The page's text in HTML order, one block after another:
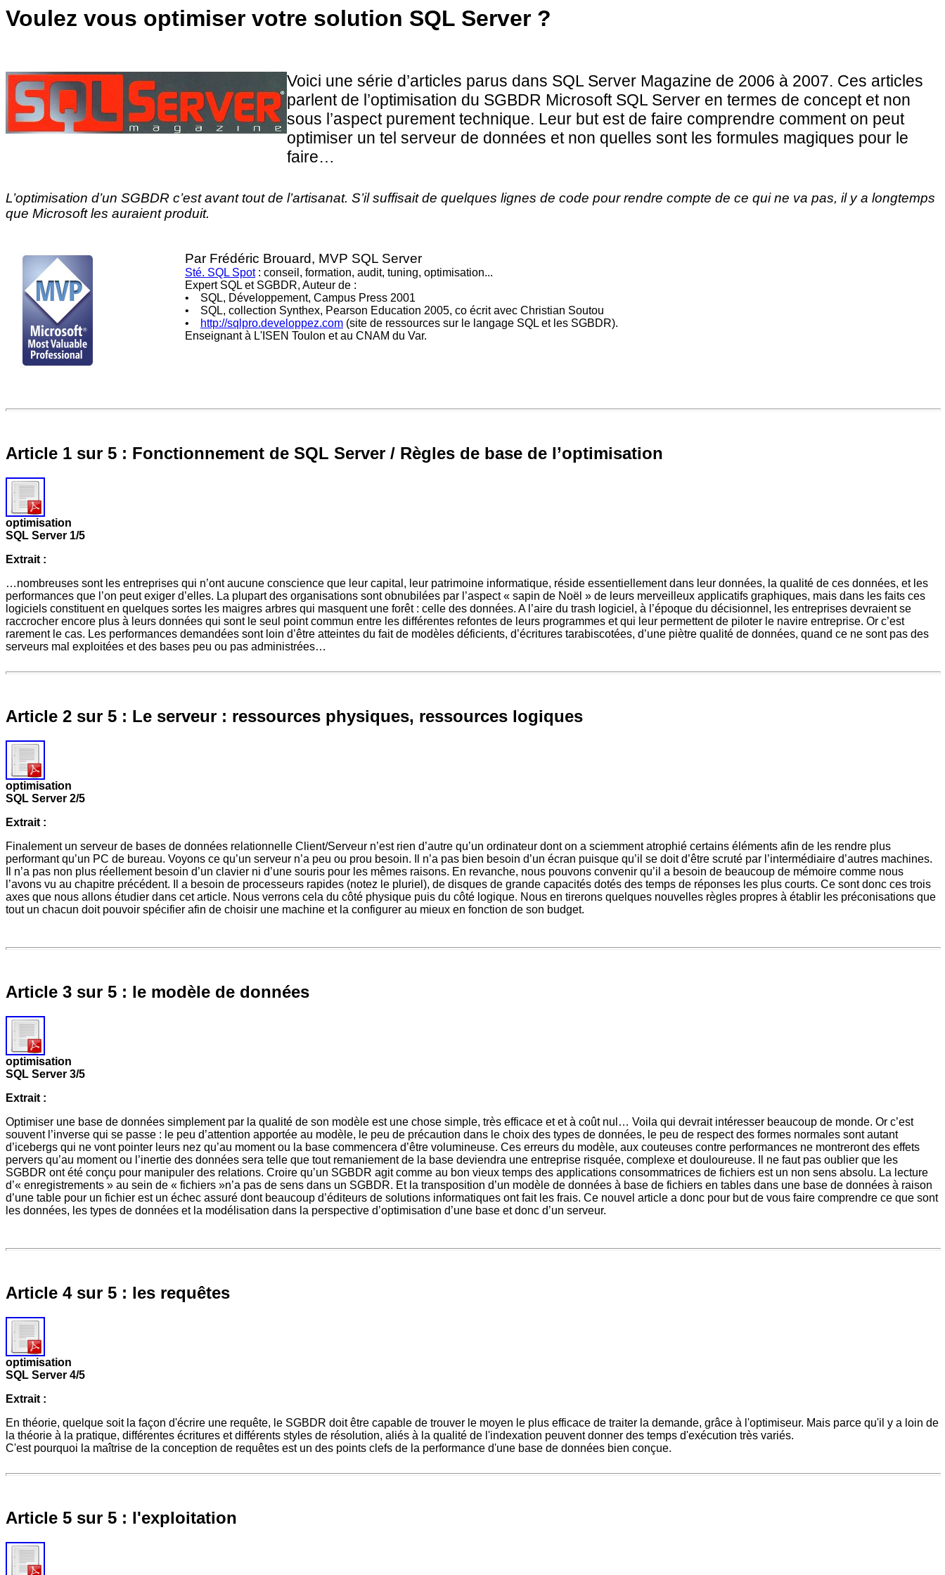
Voulez vous optimiser votre solution SQL Server ?
Voici une série d’articles parus dans SQL Server Magazine de 2006 à 2007. Ces articles
parlent de l’optimisation du SGBDR Microsoft SQL Server en termes de concept et non
sous l’aspect purement technique. Leur but est de faire comprendre comment on peut
optimiser un tel serveur de données et non quelles sont les formules magiques pour le
faire…
L’optimisation d’un SGBDR c’est avant tout de l’artisanat. S’il suffisait de quelques lignes de code pour rendre compte de ce qui ne va pas, il y a longtemps
que Microsoft les auraient produit.
Par Frédéric Brouard, MVP SQL Server
Sté. SQL Spot: conseil, formation, audit, tuning, optimisation...
Expert SQL et SGBDR, Auteur de :
• SQL, Développement, Campus Press 2001
• SQL, collection Synthex, Pearson Education 2005, co écrit avec Christian Soutou
•
http://sqlpro.developpez.com (site de ressources sur le langage SQL et les SGBDR).
Enseignant à L'ISEN Toulon et au CNAM du Var.
Article 1 sur 5 : Fonctionnement de SQL Server / Règles de base de l’optimisation
optimisation
SQL Server 1/5
Extrait :
…nombreuses sont les entreprises qui n’ont aucune conscience que leur capital, leur patrimoine informatique, réside essentiellement dans leur données, la qualité de ces données, et les
performances que l’on peut exiger d’elles. La plupart des organisations sont obnubilées par l’aspect « sapin de Noël » de leurs merveilleux applicatifs graphiques, mais dans les faits ces
logiciels constituent en quelques sortes les maigres arbres qui masquent une forêt : celle des données. A l’aire du trash logiciel, à l’époque du décisionnel, les entreprises devraient se
raccrocher encore plus à leurs données qui sont le seul point commun entre les différentes refontes de leurs programmes et qui leur permettent de piloter le navire entreprise. Or c’est
rarement le cas. Les performances demandées sont loin d’être atteintes du fait de modèles déficients, d’écritures tarabiscotées, d’une piètre qualité de données, quand ce ne sont pas des
serveurs mal exploitées et des bases peu ou pas administrées…
Article 2 sur 5 : Le serveur : ressources physiques, ressources logiques
optimisation
SQL Server 2/5
Extrait :
Finalement un serveur de bases de données relationnelle Client/Serveur n’est rien d’autre qu’un ordinateur dont on a sciemment atrophié certains éléments afin de les rendre plus
performant qu’un PC de bureau. Voyons ce qu’un serveur n’a peu ou prou besoin. Il n’a pas bien besoin d’un écran puisque qu’il se doit d’être scruté par l’intermédiaire d’autres machines.
Il n’a pas non plus réellement besoin d’un clavier ni d’une souris pour les mêmes raisons. En revanche, nous pouvons convenir qu’il a besoin de beaucoup de mémoire comme nous
l’avons vu au chapitre précédent. Il a besoin de processeurs rapides (notez le pluriel), de disques de grande capacités dotés des temps de réponses les plus courts. Ce sont donc ces trois
axes que nous allons étudier dans cet article. Nous verrons cela du côté physique puis du côté logique. Nous en tirerons quelques nouvelles règles propres à établir les préconisations que
tout un chacun doit pouvoir spécifier afin de choisir une machine et la configurer au mieux en fonction de son budget.
Article 3 sur 5 : le modèle de données
optimisation
SQL Server 3/5
Extrait :
Optimiser une base de données simplement par la qualité de son modèle est une chose simple, très efficace et et à coût nul… Voila qui devrait intéresser beaucoup de monde. Or c’est
souvent l’inverse qui se passe : le peu d’attention apportée au modèle, le peu de précaution dans le choix des types de données, le peu de respect des formes normales sont autant
d’icebergs qui ne vont pointer leurs nez qu’au moment ou la base commencera d’être volumineuse. Ces erreurs du modèle, aux couteuses contre performances ne montreront des effets
pervers qu’au moment ou l’inertie des données sera telle que tout remaniement de la base deviendra une entreprise risquée, complexe et douloureuse. Il ne faut pas oublier que les
SGBDR ont été conçu pour manipuler des relations. Croire qu’un SGBDR agit comme au bon vieux temps des applications consommatrices de fichiers est un non sens absolu. La lecture
d’« enregistrements » au sein de « fichiers »n’a pas de sens dans un SGBDR. Et la transposition d’un modèle de données à base de fichiers en tables dans une base de données à raison
d’une table pour un fichier est un échec assuré dont beaucoup d’éditeurs de solutions informatiques ont fait les frais. Ce nouvel article a donc pour but de vous faire comprendre ce que sont
les données, les types de données et la modélisation dans la perspective d’optimisation d’une base et donc d’un serveur.
Article 4 sur 5 : les requêtes
optimisation
SQL Server 4/5
Extrait :
En théorie, quelque soit la façon d'écrire une requête, le SGBDR doit être capable de trouver le moyen le plus efficace de traiter la demande, grâce à l'optimiseur. Mais parce qu'il y a loin de
la théorie à la pratique, différentes écritures et différents styles de résolution, aliés à la qualité de l'indexation peuvent donner des temps d'exécution très variés.
C'est pourquoi la maîtrise de la conception de requêtes est un des points clefs de la performance d'une base de données bien conçue.
Article 5 sur 5 : l'exploitation